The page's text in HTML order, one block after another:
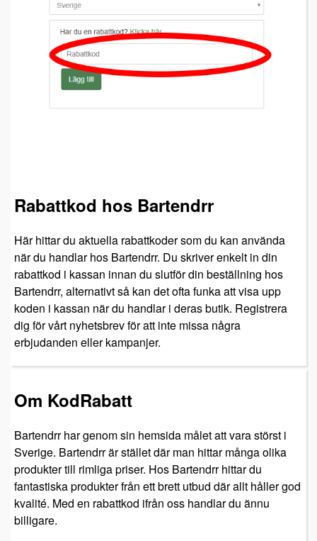
Rabattkod hos Bartendrr
Här hittar du aktuella rabattkoder som du kan använda
när du handlar hos Bartendrr. Du skriver enkelt in din
rabattkod i kassan innan du slutför din beställning hos
Bartendrr, alternativt så kan det ofta funka att visa upp
koden i kassan när du handlar i deras butik. Registrera
dig för vårt nyhetsbrev för att inte missa några
erbjudanden eller kampanjer.
Om KodRabatt
Bartendrr har genom sin hemsida målet att vara störst i
Sverige. Bartendrr är stället där man hittar många olika
produkter till rimliga priser. Hos Bartendrr hittar du
fantastiska produkter från ett brett utbud där allt håller god
kvalité. Med en rabattkod ifrån oss handlar du ännu
billigare.